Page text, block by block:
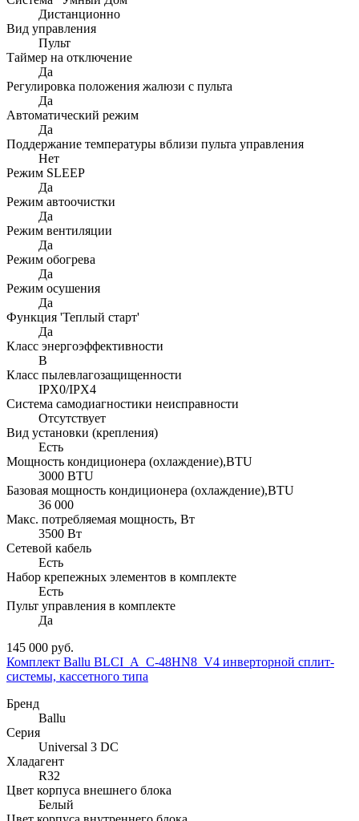
Дистанционно
Вид управления
Пульт
Таймер на отключение
Да
Регулировка положения жалюзи с пульта
Да
Автоматический режим
Да
Поддержание температуры вблизи пульта управления
Нет
Режим SLEEP
Да
Режим автоочистки
Да
Режим вентиляции
Да
Режим обогрева
Да
Режим осушения
Да
Функция 'Теплый старт'
Да
Класс энергоэффективности
В
Класс пылевлагозащищенности
IPX0/IPX4
Система самодиагностики неисправности
Отсутствует
Вид установки (крепления)
Есть
Мощность кондиционера (охлаждение),BTU
3000 BTU
Базовая мощность кондиционера (охлаждение),BTU
36 000
Макс. потребляемая мощность, Вт
3500 Вт
Сетевой кабель
Есть
Набор крепежных элементов в комплекте
Есть
Пульт управления в комплекте
Да
145 000 руб.
Комплект Ballu BLCI_A_C-48HN8_V4 инверторной сплит-
системы, кассетного типа
Бренд
Ballu
Серия
Universal 3 DC
Хладагент
R32
Цвет корпуса внешнего блока
Белый